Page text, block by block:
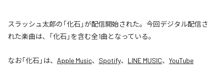
スラッシュ太郎の「化石」が配信開始された。今回デジタル配信さ
れた楽曲は、「化石」を含む全1曲となっている。
なお「化石 」は、 Apple Music、 Spotify、 LINE MUSIC、 YouTube